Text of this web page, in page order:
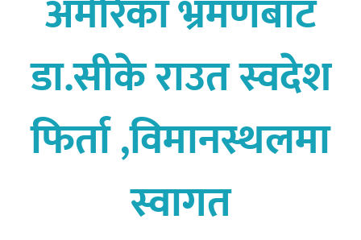
लुम्बिनी
बागमती
सुदूरपश्चिम
अमेरिका भ्रमणबाट
डा.सीके राउत स्वदेश
फिर्ता ,विमानस्थलमा
स्वागत